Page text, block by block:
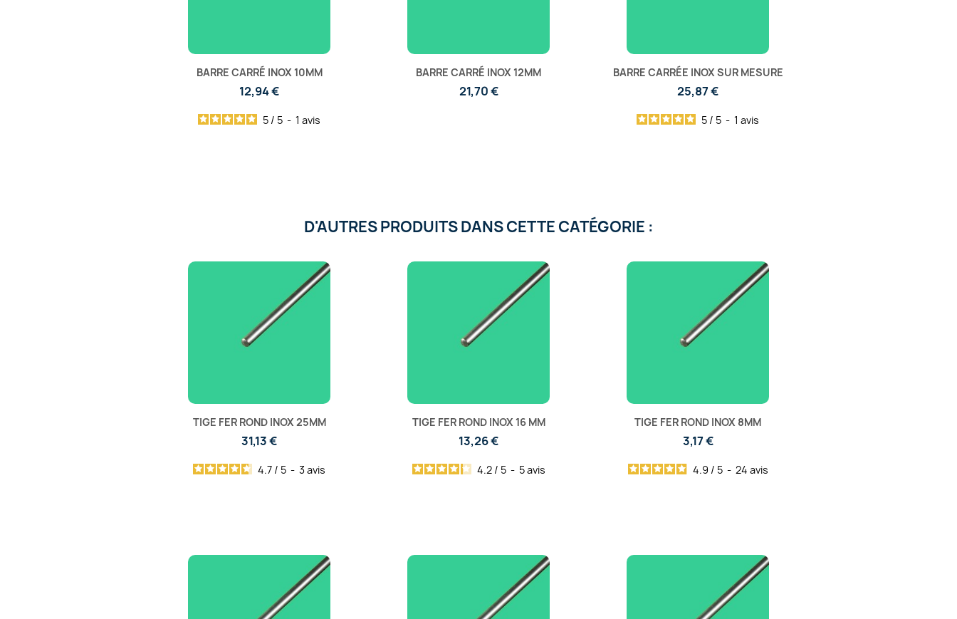
BARRE CARRÉ INOX 10MM
12,94 €
5 / 5 - 1 avis
BARRE CARRÉ INOX 12MM
21,70 €
BARRE CARRÉE INOX SUR MESURE
25,87 €
5 / 5 - 1 avis
D'AUTRES PRODUITS DANS CETTE CATÉGORIE :
TIGE FER ROND INOX 25MM
31,13 €
4.7 / 5 - 3avis
TIGE FER ROND INOX 16 MM
13,26 €
4.2 / 5 - 5avis
TIGE FER ROND INOX 8MM
3,17 €
4.9 / 5 - 24 avis